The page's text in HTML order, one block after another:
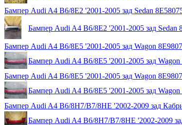
Бампер Audi A4 B6/8E2 '2001-2005 зад Sedan
Бампер Audi A4 B6/8E2 '2001-2005 зад Sedan
Бампер Audi A4 B6/8E5 '2001-2005 зад Wagon
Бампер Audi A4 B6/8E5 '2001-2005 зад
Бампер Audi A4 B6/8E5 '2001-2005 зад Wagon
Бампер Audi A4 B6/8E5 '2001-2005 зад
Бампер Audi A4 B6/8H7/B7/8HE '2002-2009 зад
Бампер Audi A4 B6/8H7/B7/8HE '2002-2009